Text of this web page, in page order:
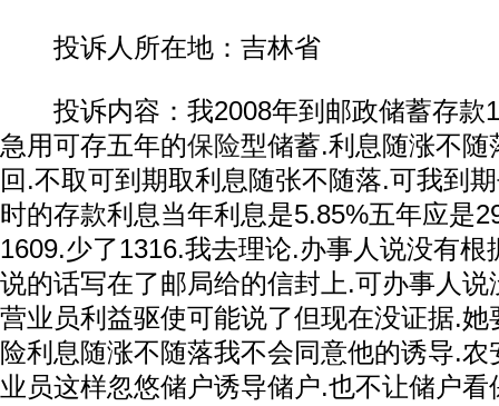
投诉人所在地：吉林省
投诉内容：我2008年到邮政储蓄存款1
急用可存五年的保险型储蓄.利息随涨不随
回.不取可到期取利息随张不随落.可我到
时的存款利息当年利息是5.85%五年应是
1609.少了1316.我去理论.办事人说没有根
说的话写在了邮局给的信封上.可办事人说
营业员利益驱使可能说了但现在没证据.她
险利息随涨不随落我不会同意他的诱导.
业员这样忽悠储户诱导储户.也不让储户